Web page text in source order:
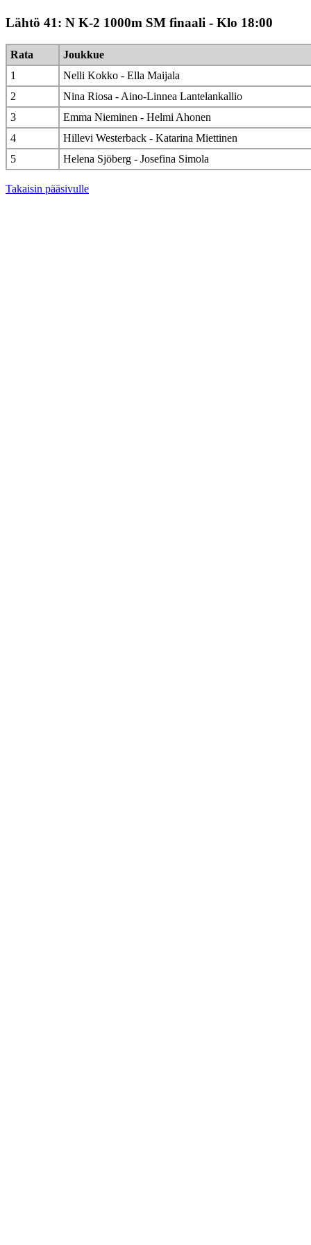
Lähtö 41: N K-2 1000m SM finaali - Klo 18:00
Rata
Joukkue
1
Nelli Kokko - Ella Maijala
2
Nina Riosa - Aino-Linnea Lantelankallio
3
Emma Nieminen - Helmi Ahonen
4
Hillevi Westerback - Katarina Miettinen
5
Helena Sjöberg - Josefina Simola
Takaisin pääsivulle